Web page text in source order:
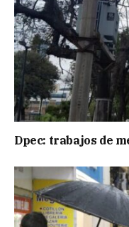
Dpec: trabajos de